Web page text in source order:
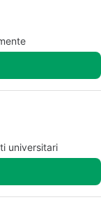
universitari